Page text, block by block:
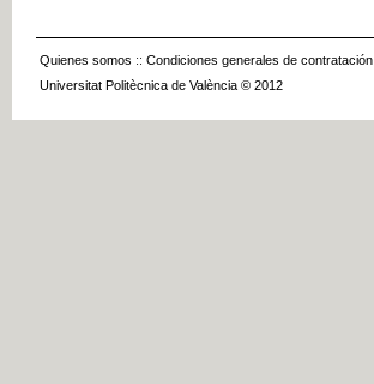
Quienes somos :: Condiciones generales de contratación
Universitat Politècnica de València © 2012